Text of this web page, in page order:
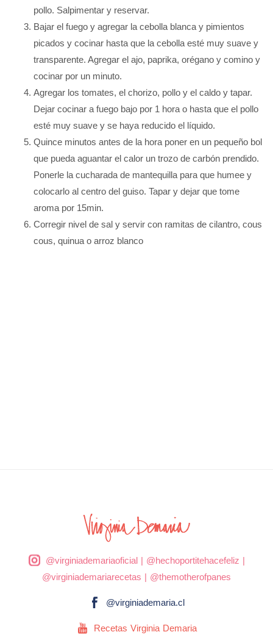
pollo. Salpimentar y reservar.
Bajar el fuego y agregar la cebolla blanca y pimientos
picados y cocinar hasta que la cebolla esté muy suave y
transparente. Agregar el ajo, paprika, orégano y comino y
cocinar por un minuto.
Agregar los tomates, el chorizo, pollo y el caldo y tapar.
Dejar cocinar a fuego bajo por 1 hora o hasta que el pollo
esté muy suave y se haya reducido el líquido.
Quince minutos antes de la hora poner en un pequeño bol
que pueda aguantar el calor un trozo de carbón prendido.
Ponerle la cucharada de mantequilla para que humee y
colocarlo al centro del guiso. Tapar y dejar que tome
aroma por 15min.
Corregir nivel de sal y servir con ramitas de cilantro, cous
cous, quinua o arroz blanco
@virginiademariaoficial| @hechoportitehacefeliz |
@virginiademariarecetas | @themotherofpanes
@virginiademaria.cl
Recetas Virginia Demaria